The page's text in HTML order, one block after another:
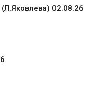
02.08.26